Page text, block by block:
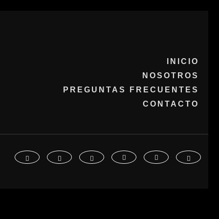
INICIO
NOSOTROS
PREGUNTAS FRECUENTES
CONTACTO